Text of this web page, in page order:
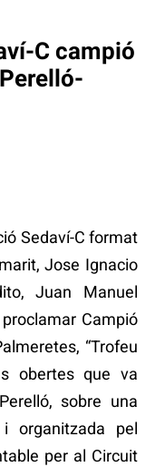
C campió
Sedaví-C format
Jose Ignacio
Juan Manuel
Campió
“Trofeu
obertes que va
sobre una
organitzada pel
per al Circuit